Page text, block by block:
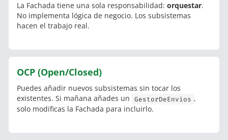
La Fachada tiene una sola responsabilidad: orquestar.
No implementa lógica de negocio. Los subsistemas
hacen el trabajo real.
OCP (Open/Closed)
Puedes añadir nuevos subsistemas sin tocar los
existentes. Si mañana añades un
GestorDeEnvios ,
solo modificas la Fachada para incluirlo.